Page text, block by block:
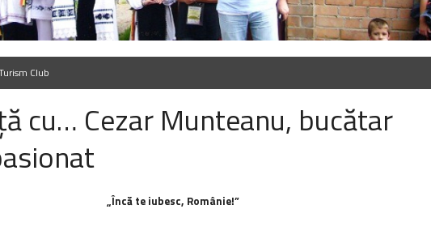
Club
cu… Cezar Munteanu, bucătar
„Încă te iubesc, Românie!”